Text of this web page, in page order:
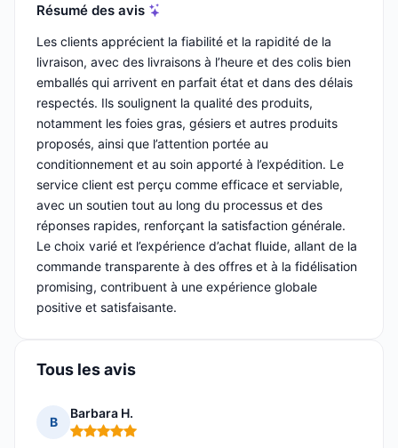
Résumé des avis
Les clients apprécient la fiabilité et la rapidité de la
livraison, avec des livraisons à l’heure et des colis bien
emballés qui arrivent en parfait état et dans des délais
respectés. Ils soulignent la qualité des produits,
notamment les foies gras, gésiers et autres produits
proposés, ainsi que l’attention portée au
conditionnement et au soin apporté à l’expédition. Le
service client est perçu comme efficace et serviable,
avec un soutien tout au long du processus et des
réponses rapides, renforçant la satisfaction générale.
Le choix varié et l’expérience d’achat fluide, allant de la
commande transparente à des offres et à la fidélisation
promising, contribuent à une expérience globale
positive et satisfaisante.
Tous les avis
B
Barbara H.
Note : 5 sur 5